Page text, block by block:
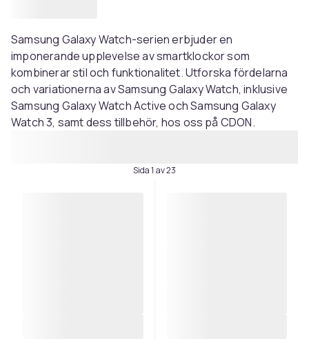
Samsung Galaxy Watch-serien erbjuder en
imponerande upplevelse av smartklockor som
kombinerar stil och funktionalitet. Utforska fördelarna
och variationerna av Samsung Galaxy Watch, inklusive
Samsung Galaxy Watch Active och Samsung Galaxy
Watch 3, samt dess tillbehör, hos oss på CDON.
Sida 1 av 23